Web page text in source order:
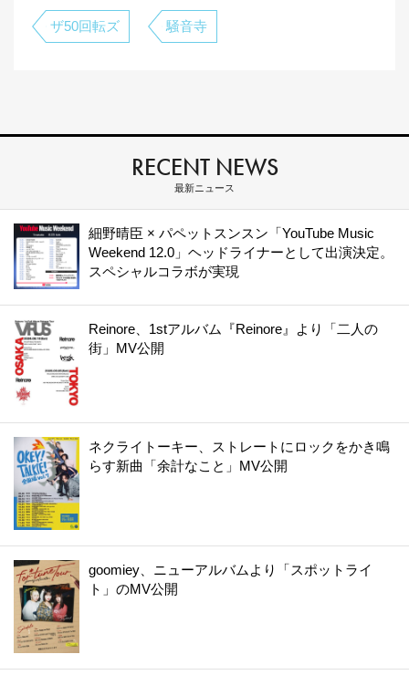
ザ50回転ズ 騒音寺
RECENT NEWS
最新ニュース
細野晴臣 × パペットスンスン「YouTube Music
Weekend 12.0」ヘッドライナーとして出演決定。
スペシャルコラボが実現
Reinore、1stアルバム『Reinore』より「二人の
街」MV公開
ネクライトーキー、ストレートにロックをかき鳴
らす新曲「余計なこと」MV公開
goomiey、ニューアルバムより「スポットライ
ト」のMV公開